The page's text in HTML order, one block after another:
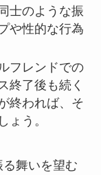
士のような振
や性的な行為
フレンドでの
終了後も続く
終われば、そ
ょう。
舞いを望む